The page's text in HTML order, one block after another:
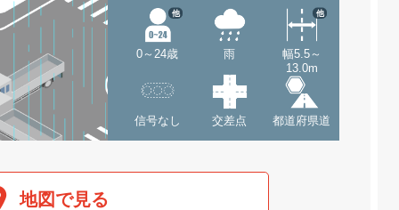
0～24歳
他
雨
幅5.5～
13.0m
他
信号なし 交差点 都道府県道
地図で見る